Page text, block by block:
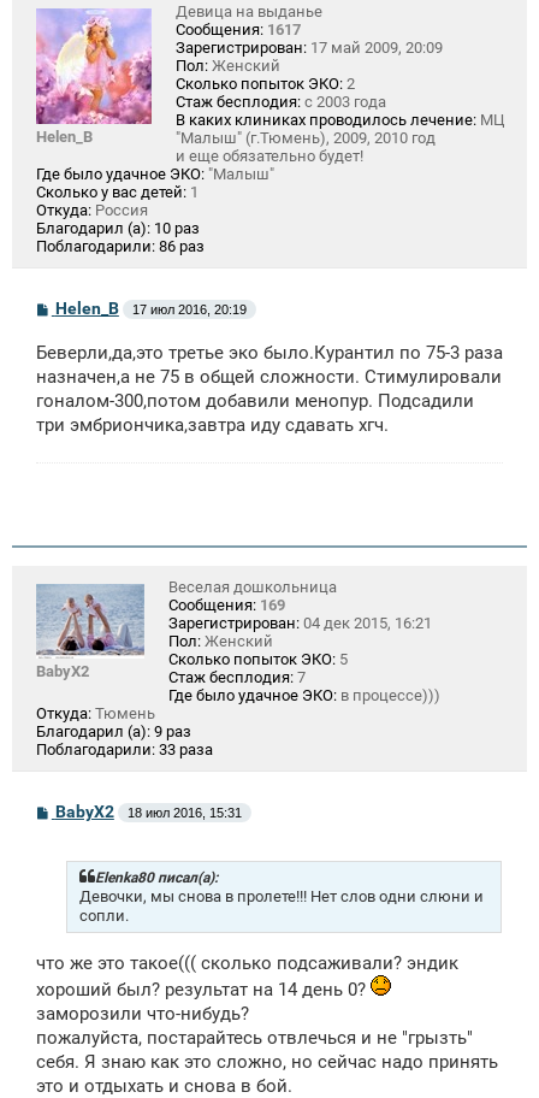
Helen_B
Девица на выданье
Сообщения: 1617
Зарегистрирован: 17 май 2009, 20:09
Пол: Женский
Сколько попыток ЭКО: 2
Стаж бесплодия: с 2003 года
В каких клиниках проводилось лечение: МЦ
"Малыш" (г.Тюмень), 2009, 2010 год
и еще обязательно будет!
Где было удачное ЭКО: "Малыш"
Сколько у вас детей: 1
Откуда: Россия
Благодарил (а): 10 раз
Поблагодарили: 86 раз
С
о
б
щ
н
и
Helen_B 17 июл 2016, 20:19
Беверли,да,это третье эко было.Курантил по 75-3 раза
назначен,а не 75 в общей сложности. Стимулировали
гоналом-300,потом добавили менопур. Подсадили
три эмбриончика,завтра иду сдавать хгч.
BabyX2
Веселая дошкольница
Сообщения: 169
Зарегистрирован: 04 дек 2015, 16:21
Пол: Женский
Сколько попыток ЭКО: 5
Стаж бесплодия: 7
Где было удачное ЭКО: в процессе)))
Откуда: Тюмень
Благодарил (а): 9 раз
Поблагодарили: 33 раза
С
о
BabyX2 18 июл 2016, 15:31
Elenka80 писал(а):
Девочки, мы снова в пролете!!! Нет слов одни слюни и
сопли.
что же это такое((( сколько подсаживали? эндик
хороший был? результат на 14 день 0?
заморозили что-нибудь?
пожалуйста, постарайтесь отвлечься и не "грызть"
себя. Я знаю как это сложно, но сейчас надо принять
это и отдыхать и снова в бой.